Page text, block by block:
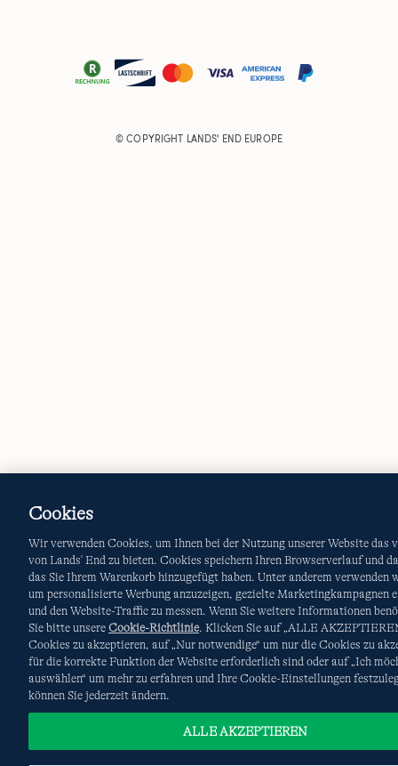
© COPYRIGHT LANDS' END EUROPE
Cookies
Wir verwenden Cookies, um Ihnen bei der Nutzung unserer Website das
von Lands' End zu bieten. Cookies speichern Ihren Browserverlauf und
das Sie Ihrem Warenkorb hinzugefügt haben. Unter anderem verwenden
um personalisierte Werbung anzuzeigen, gezielte Marketingkampagnen
und den Website-Traffic zu messen. Wenn Sie weitere Informationen
Sie bitte unsere Cookie-Richtlinie. Klicken Sie auf „ALLE
Cookies zu akzeptieren, auf „Nur notwendige“ um nur die Cookies zu
für die korrekte Funktion der Website erforderlich sind oder auf „Ich
auswählen“ um mehr zu erfahren und Ihre Cookie-Einstellungen
können Sie jederzeit ändern.
ALLE AKZEPTIEREN